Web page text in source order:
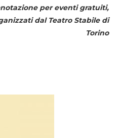
per eventi gratuiti,
dal Teatro Stabile di
Torino